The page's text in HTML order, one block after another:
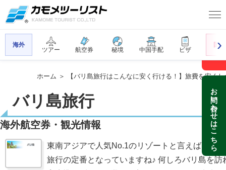
海外
ツアー 航空券 秘境 中国手配 ビザ
国内
ホーム ＞ 【バリ島旅行はこんなに安く行ける！】旅費を安く
バリ島旅行
海外航空券・観光情報
東南アジアで人気No.1のリゾートと言えば、
バ
旅行の定番となっていますね♪ 何しろバリ島を
プランを見る
お問い合わせはこちら